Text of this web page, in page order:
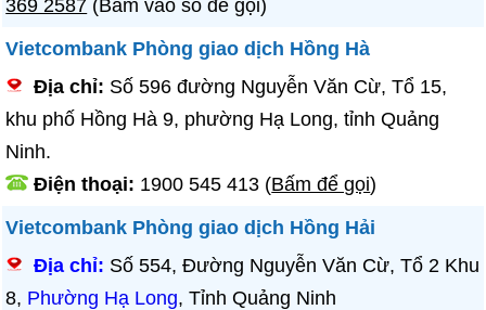
369 2587 (Bấm vào số để gọi)
Vietcombank Phòng giao dịch Hồng Hà
Địa chỉ: Số 596 đường Nguyễn Văn Cừ, Tổ 15,
khu phố Hồng Hà 9, phường Hạ Long, tỉnh Quảng
Ninh.
Điện thoại: 1900 545 413 (Bấm để gọi)
Vietcombank Phòng giao dịch Hồng Hải
Địa chỉ: Số 554, Đường Nguyễn Văn Cừ, Tổ 2 Khu
8, Phường Hạ Long, Tỉnh Quảng Ninh